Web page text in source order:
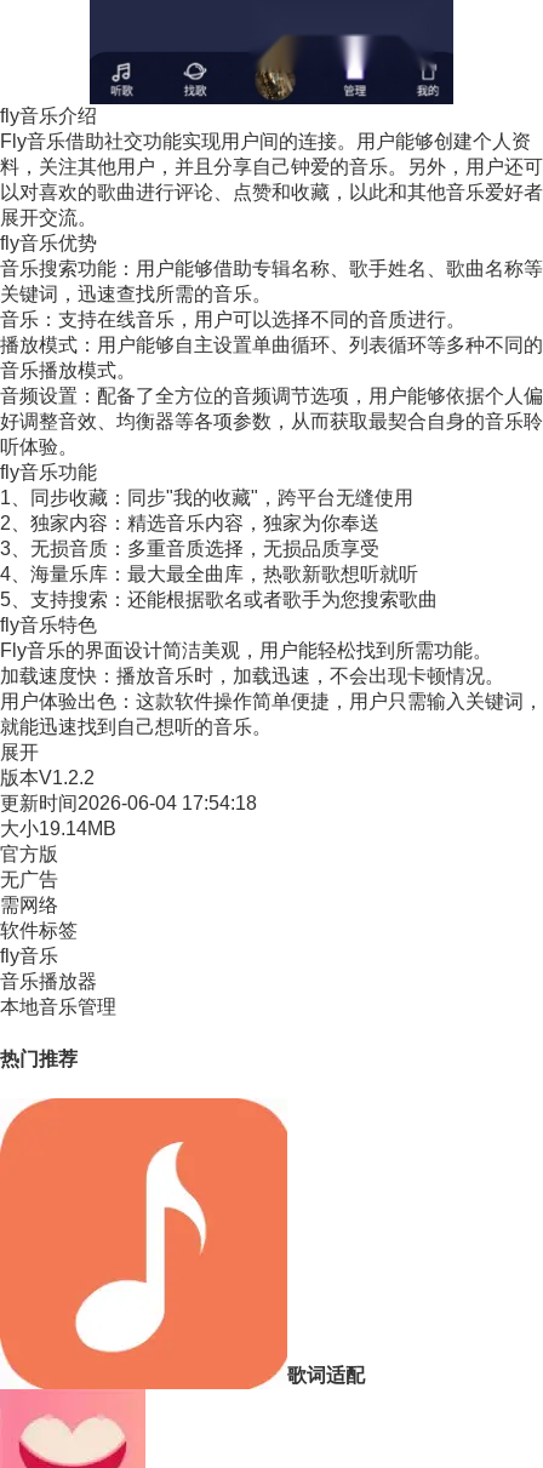
fly音乐介绍
Fly音乐借助社交功能实现用户间的连接。用户能够创建个人资
料，关注其他用户，并且分享自己钟爱的音乐。另外，用户还可
以对喜欢的歌曲进行评论、点赞和收藏，以此和其他音乐爱好者
展开交流。
fly音乐优势
音乐搜索功能：用户能够借助专辑名称、歌手姓名、歌曲名称等
关键词，迅速查找所需的音乐。
音乐：支持在线音乐，用户可以选择不同的音质进行。
播放模式：用户能够自主设置单曲循环、列表循环等多种不同的
音乐播放模式。
音频设置：配备了全方位的音频调节选项，用户能够依据个人偏
好调整音效、均衡器等各项参数，从而获取最契合自身的音乐聆
听体验。
fly音乐功能
1、同步收藏：同步"我的收藏"，跨平台无缝使用
2、独家内容：精选音乐内容，独家为你奉送
3、无损音质：多重音质选择，无损品质享受
4、海量乐库：最大最全曲库，热歌新歌想听就听
5、支持搜索：还能根据歌名或者歌手为您搜索歌曲
fly音乐特色
Fly音乐的界面设计简洁美观，用户能轻松找到所需功能。
加载速度快：播放音乐时，加载迅速，不会出现卡顿情况。
用户体验出色：这款软件操作简单便捷，用户只需输入关键词，
就能迅速找到自己想听的音乐。
展开
版本V1.2.2
更新时间2026-06-04 17:54:18
大小19.14MB
官方版
无广告
需网络
软件标签
fly音乐
音乐播放器
本地音乐管理
热门推荐
歌词适配